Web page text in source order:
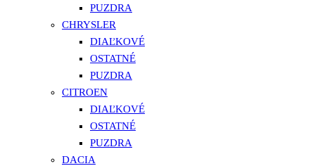
PUZDRA
CHRYSLER
DIAĽKOVÉ
OSTATNÉ
PUZDRA
CITROEN
DIAĽKOVÉ
OSTATNÉ
PUZDRA
DACIA